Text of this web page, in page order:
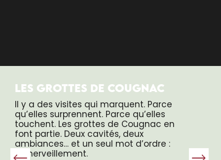
LES GROTTES DE COUGNAC
Il y a des visites qui marquent. Parce
qu’elles surprennent. Parce qu’elles
touchent. Les grottes de Cougnac en
font partie. Deux cavités, deux
ambiances… et un seul mot d’ordre :
l’émerveillement.